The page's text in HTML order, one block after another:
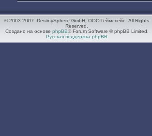
© 2003-2007. DestinySphere GmbH, ООО Геймспейс. All Rights
Reserved.
Создано на основе phpBB® Forum Software © phpBB Limited.
Русская поддержка phpBB